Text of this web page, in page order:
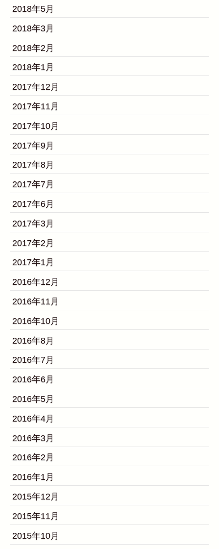
2018年5月
2018年3月
2018年2月
2018年1月
2017年12月
2017年11月
2017年10月
2017年9月
2017年8月
2017年7月
2017年6月
2017年3月
2017年2月
2017年1月
2016年12月
2016年11月
2016年10月
2016年8月
2016年7月
2016年6月
2016年5月
2016年4月
2016年3月
2016年2月
2016年1月
2015年12月
2015年11月
2015年10月